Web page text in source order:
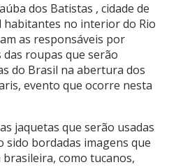
dos Batistas , cidade de
habitantes no interior do Rio
as responsáveis por
roupas que serão
do Brasil na abertura dos
evento que ocorre nesta
jaquetas que serão usadas
sido bordadas imagens que
como tucanos,